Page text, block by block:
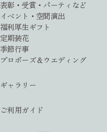
表彰・受賞・パーティなど
イベント・空間演出
福利厚生ギフト
定期装花
季節行事
プロポーズ＆ウエディング
ギャラリー
ご利用ガイド